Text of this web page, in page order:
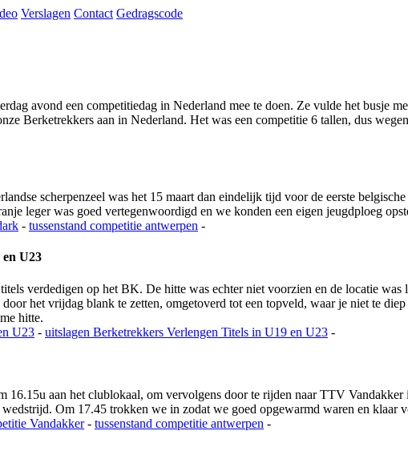
Verslagen Contact Gedragscode
avond een competitiedag in Nederland mee te doen. Ze vulde het busje
Berketrekkers aan in Nederland. Het was een competitie 6 tallen, dus
scherpenzeel was het 15 maart dan eindelijk tijd voor de eerste
leger was goed vertegenwoordigd en we konden een eigen jeugdploeg
- tussenstand competitie antwerpen -
U23
verdedigen op het BK. De hitte was echter niet voorzien en de locatie
het vrijdag blank te zetten, omgetoverd tot een topveld, waar je niet te
hitte.
U23 - uitslagen Berketrekkers Verlengen Titels in U19 en U23 -
16.15u aan het clublokaal, om vervolgens door te rijden naar TTV
Om 17.45 trokken we in zodat we goed opgewarmd waren en klaar
Vandakker- tussenstand competitie antwerpen -